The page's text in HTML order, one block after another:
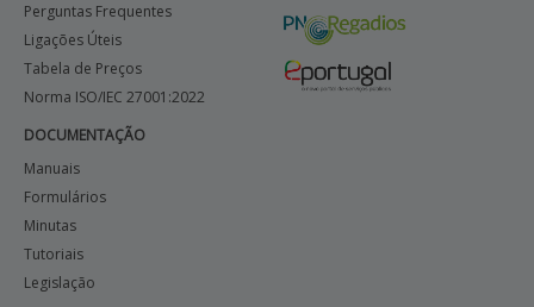
Perguntas Frequentes
Ligações Úteis
Tabela de Preços
Norma ISO/IEC 27001:2022
DOCUMENTAÇÃO
Manuais
Formulários
Minutas
Tutoriais
Legislação